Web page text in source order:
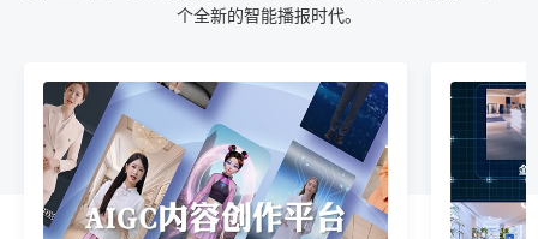
个全新的智能播报时代。